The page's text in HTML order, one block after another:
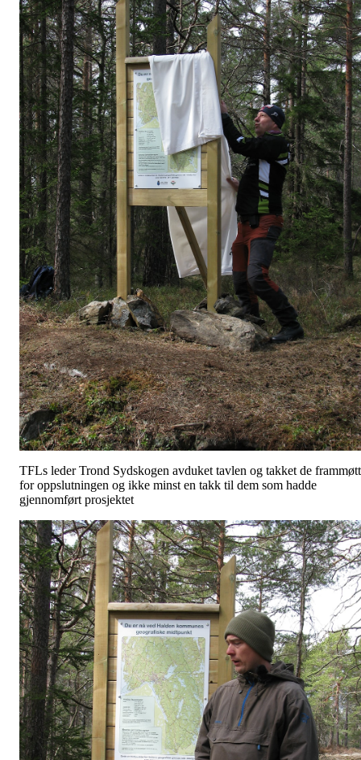
TFLs leder Trond Sydskogen avduket tavlen og takket de
for oppslutningen og ikke minst en takk til dem som hadde
gjennomført prosjektet